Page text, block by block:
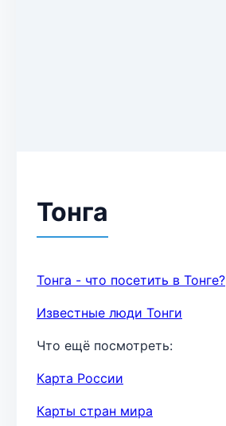
Тонга
Тонга - что посетить в Тонге?
Известные люди Тонги
Что ещё посмотреть:
Карта России
Карты стран мира